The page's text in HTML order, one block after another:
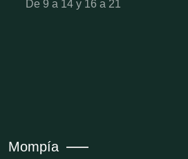
De 9 a 14 y 16 a 21
Mompía